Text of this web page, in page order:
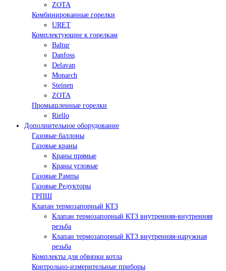
ZOTA
Комбинированные горелки
URET
Комплектующие к горелкам
Baltur
Danfoss
Delavan
Monarch
Steinen
ZOTA
Промышленные горелки
Riello
Дополнительное оборудование
Газовые баллоны
Газовые краны
Краны прямые
Краны угловые
Газовые Рампы
Газовые Редукторы
ГРПШ
Клапан термозапорный КТЗ
Клапан термозапорный КТЗ внутренняя-внутренняя
резьба
Клапан термозапорный КТЗ внутренняя-наружная
резьба
Комплекты для обвязки котла
Контрольно-измерительные приборы